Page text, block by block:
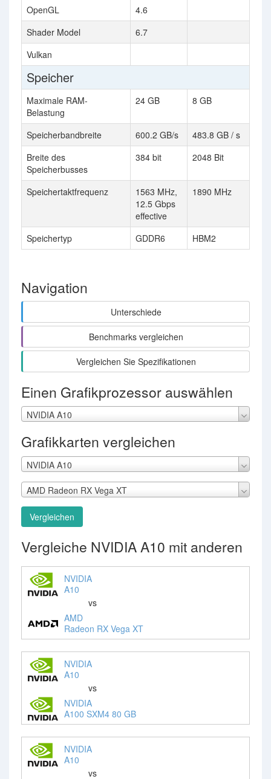
OpenGL
4.6
Shader Model
6.7
Vulkan
Speicher
Maximale RAM-
Belastung
24 GB 8 GB
Speicherbandbreite 600.2 GB/s
483.8 GB / s
Breite des
Speicherbusses
384 bit 2048 Bit
Speichertaktfrequenz
1563 MHz,
12.5 Gbps
effective
1890 MHz
Speichertyp GDDR6 HBM2
Navigation
Unterschiede
Benchmarks vergleichen
Vergleichen Sie Spezifikationen
Einen Grafikprozessor auswählen
NVIDIA A10
Grafikkarten vergleichen
NVIDIA A10
AMD Radeon RX Vega XT
Vergleichen
Vergleiche NVIDIA A10 mit anderen
NVIDIA
A10
vs
AMD
Radeon RX Vega XT
NVIDIA
A10
vs
NVIDIA
A100 SXM4 80 GB
NVIDIA
A10
vs